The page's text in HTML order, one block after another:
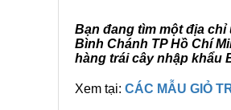
Bạn đang tìm một địa
Bình Chánh TP Hồ Chí
hàng trái cây nhập khẩu
Xem tại: CÁC MẪU GIỎ